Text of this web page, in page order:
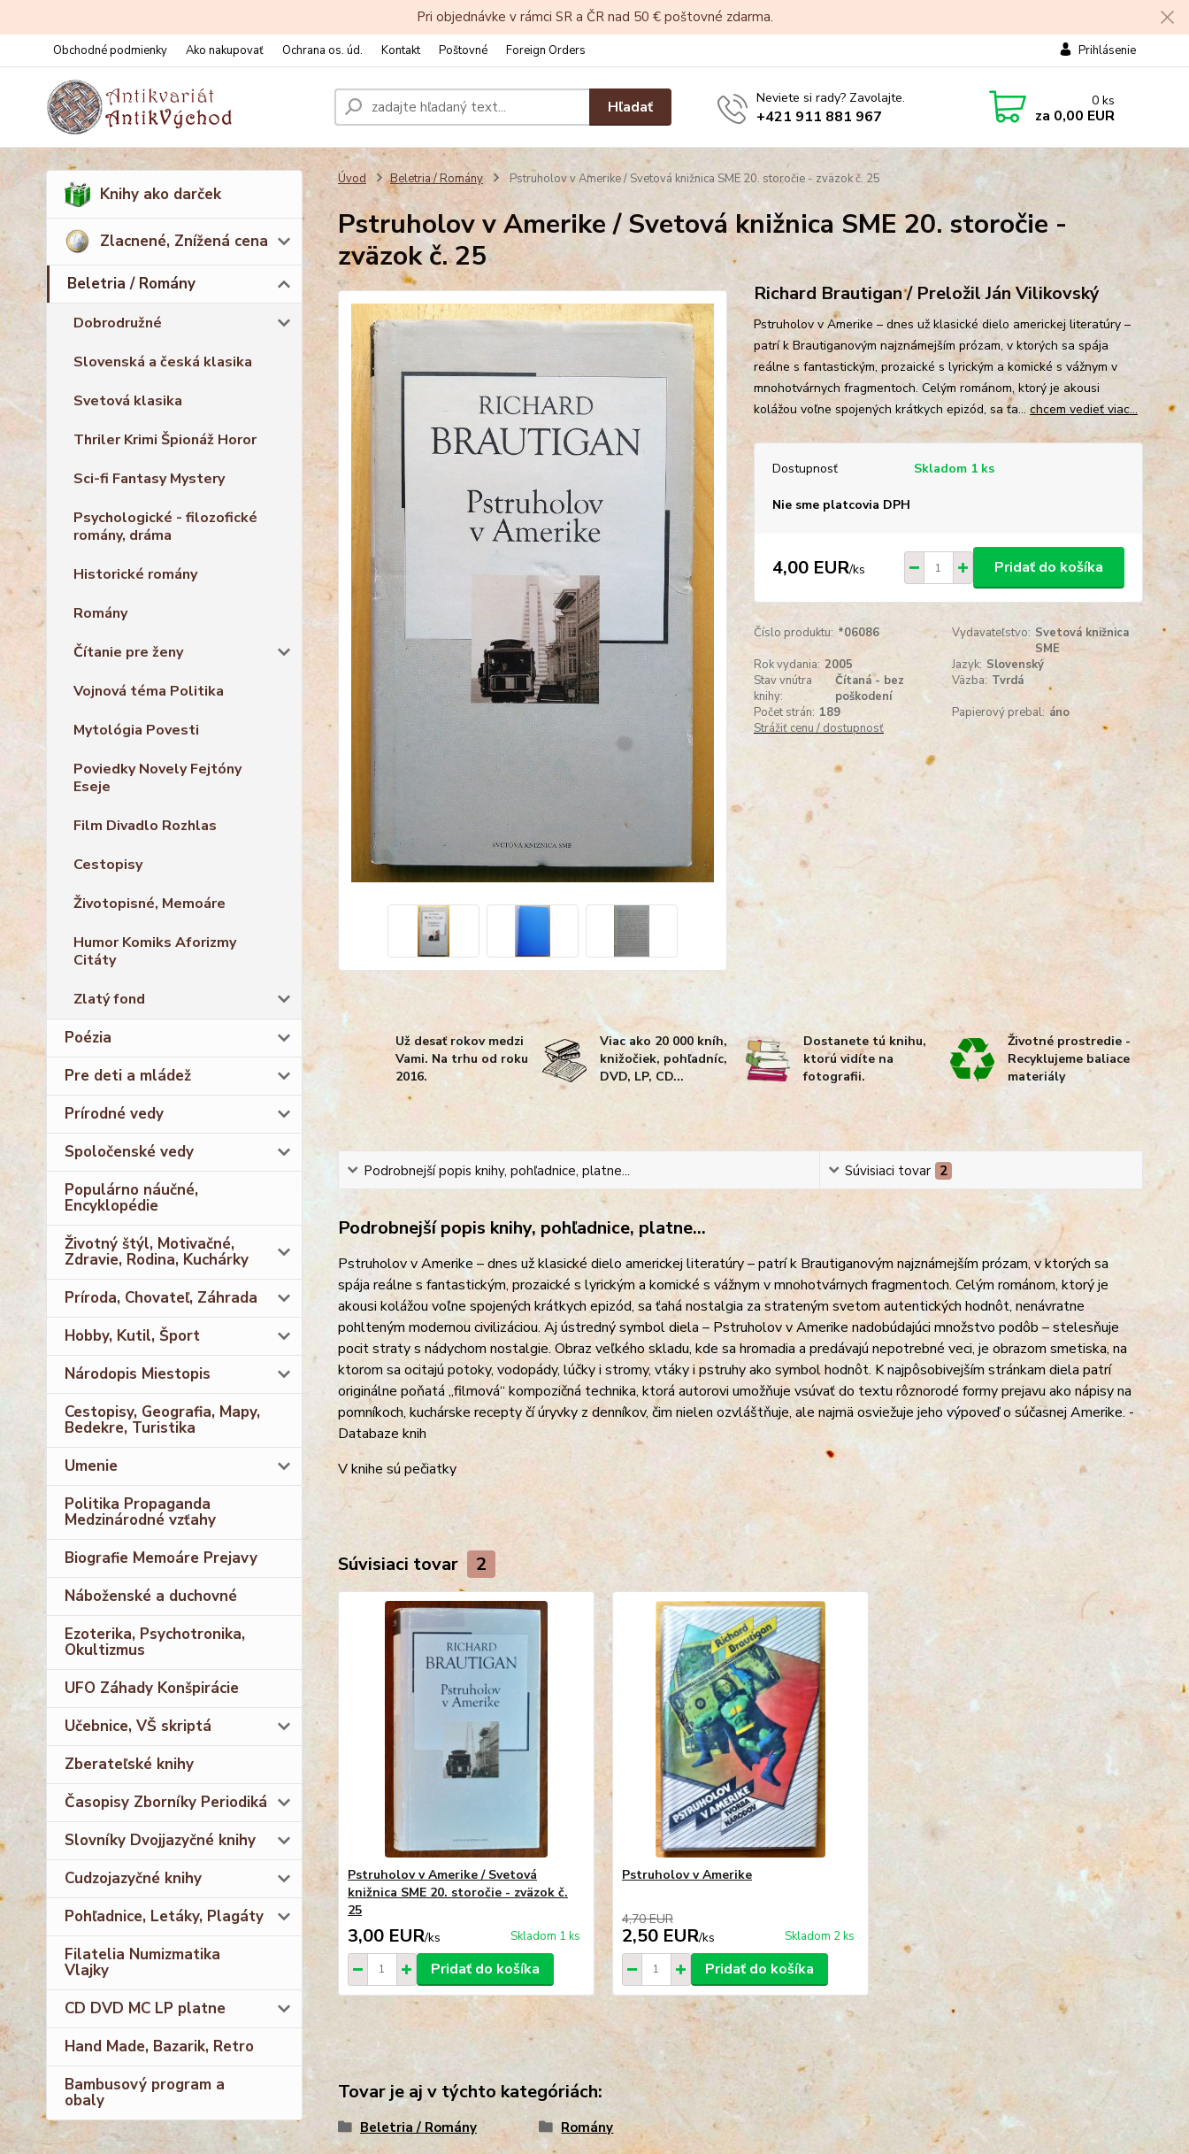
Pri objednávke v rámci SR a ČR nad 50 € poštovné zdarma.
Obchodné podmienky Ako nakupovať Ochrana os. úd. Kontakt Poštovné Foreign Orders Prihlásenie
Hľadať Neviete si rady? Zavolajte.
+421 911 881 967
0 ks
za 0,00 EUR
Knihy ako darček
Zlacnené, Znížená cena
Beletria / Romány
Dobrodružné
Slovenská a česká klasika
Svetová klasika
Thriler Krimi Špionáž Horor
Sci-fi Fantasy Mystery
Psychologické - filozofické
romány, dráma
Historické romány
Romány
Čítanie pre ženy
Vojnová téma Politika
Mytológia Povesti
Poviedky Novely Fejtóny
Eseje
Film Divadlo Rozhlas
Cestopisy
Životopisné, Memoáre
Humor Komiks Aforizmy
Citáty
Zlatý fond
Poézia
Pre deti a mládež
Prírodné vedy
Spoločenské vedy
Populárno náučné,
Encyklopédie
Životný štýl, Motivačné,
Zdravie, Rodina, Kuchárky
Príroda, Chovateľ, Záhrada
Hobby, Kutil, Šport
Národopis Miestopis
Cestopisy, Geografia, Mapy,
Bedekre, Turistika
Umenie
Politika Propaganda
Medzinárodné vzťahy
Biografie Memoáre Prejavy
Náboženské a duchovné
Ezoterika, Psychotronika,
Okultizmus
UFO Záhady Konšpirácie
Učebnice, VŠ skriptá
Zberateľské knihy
Časopisy Zborníky Periodiká
Slovníky Dvojjazyčné knihy
Cudzojazyčné knihy
Pohľadnice, Letáky, Plagáty
Filatelia Numizmatika
Vlajky
CD DVD MC LP platne
Hand Made, Bazarik, Retro
Bambusový program a
obaly
Úvod Beletria / Romány Pstruholov v Amerike / Svetová knižnica SME 20. storočie - zväzok č. 25
Pstruholov v Amerike / Svetová knižnica SME 20. storočie -
zväzok č. 25
Richard Brautigan / Preložil Ján Vilikovský
Pstruholov v Amerike – dnes už klasické dielo americkej literatúry –
patrí k Brautiganovým najznámejším prózam, v ktorých sa spája
reálne s fantastickým, prozaické s lyrickým a komické s vážnym v
mnohotvárnych fragmentoch. Celým románom, ktorý je akousi
kolážou voľne spojených krátkych epizód, sa ťa... chcem vedieť viac...
Dostupnosť Skladom 1 ks
Nie sme platcovia DPH
4,00 EUR/ks Pridať do košíka
Číslo produktu: *06086 Vydavateľstvo: Svetová knižnica
SME
Rok vydania: 2005 Jazyk: Slovenský
Stav vnútra
knihy:
Čítaná - bez
poškodení
Väzba: Tvrdá
Počet strán: 189 Papierový prebal: áno
Strážiť cenu / dostupnosť
Už desať rokov medzi
Vami. Na trhu od roku
2016.
Viac ako 20 000 kníh,
knižočiek, pohľadníc,
DVD, LP, CD...
Dostanete tú knihu,
ktorú vidíte na
fotografii.
Životné prostredie -
Recyklujeme baliace
materiály
Podrobnejší popis knihy, pohľadnice, platne... Súvisiaci tovar 2
Podrobnejší popis knihy, pohľadnice, platne...
Pstruholov v Amerike – dnes už klasické dielo americkej literatúry – patrí k Brautiganovým najznámejším prózam, v ktorých sa
spája reálne s fantastickým, prozaické s lyrickým a komické s vážnym v mnohotvárnych fragmentoch. Celým románom, ktorý je
akousi kolážou voľne spojených krátkych epizód, sa ťahá nostalgia za strateným svetom autentických hodnôt, nenávratne
pohlteným modernou civilizáciou. Aj ústredný symbol diela – Pstruholov v Amerike nadobúdajúci množstvo podôb – stelesňuje
pocit straty s nádychom nostalgie. Obraz veľkého skladu, kde sa hromadia a predávajú nepotrebné veci, je obrazom smetiska, na
ktorom sa ocitajú potoky, vodopády, lúčky i stromy, vtáky i pstruhy ako symbol hodnôt. K najpôsobivejším stránkam diela patrí
originálne poňatá „filmová“ kompozičná technika, ktorá autorovi umožňuje vsúvať do textu rôznorodé formy prejavu ako nápisy na
pomníkoch, kuchárske recepty čí úryvky z denníkov, čim nielen ozvláštňuje, ale najmä osviežuje jeho výpoveď o súčasnej Amerike. -
Databaze knih
V knihe sú pečiatky
Súvisiaci tovar 2
Pstruholov v Amerike / Svetová
knižnica SME 20. storočie - zväzok č.
25
3,00 EUR/ks Skladom 1 ks
Pridať do košíka
Pstruholov v Amerike
4,70 EUR
2,50 EUR/ks Skladom 2 ks
Pridať do košíka
Tovar je aj v týchto kategóriách:
Beletria / Romány Romány